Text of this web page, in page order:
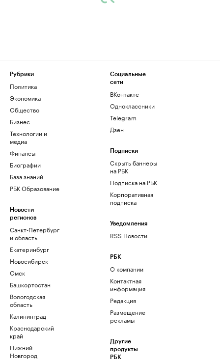
Рубрики
Политика
Экономика
Общество
Бизнес
Технологии и
медиа
Финансы
Биографии
База знаний
РБК Образование
Новости
регионов
Санкт-Петербург
и область
Екатеринбург
Новосибирск
Омск
Башкортостан
Вологодская
область
Калининград
Краснодарский
край
Нижний
Новгород
Социальные
сети
ВКонтакте
Одноклассники
Telegram
Дзен
Подписки
Скрыть баннеры
на РБК
Подписка на РБК
Корпоративная
подписка
Уведомления
RSS Новости
РБК
О компании
Контактная
информация
Редакция
Размещение
рекламы
Другие
продукты
РБК